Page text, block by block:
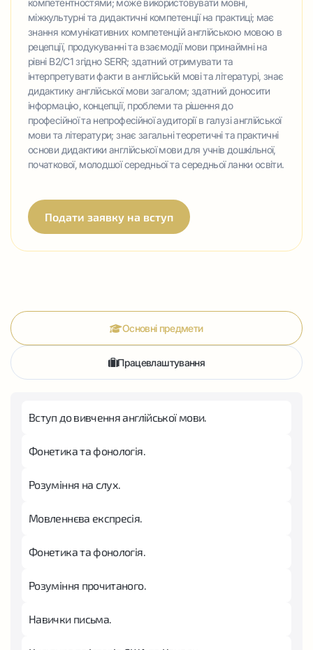
компетентностями; може використовувати мовні,
міжкультурні та дидактичні компетенції на практиці; має
знання комунікативних компетенцій англійською мовою в
рецепції, продукуванні та взаємодії мови принаймні на
рівні B2/C1 згідно SERR; здатний отримувати та
інтерпретувати факти в англійській мові та літературі, знає
дидактику англійської мови загалом; здатний доносити
інформацію, концепції, проблеми та рішення до
професійної та непрофесійної аудиторії в галузі англійської
мови та літератури; знає загальні теоретичні та практичні
основи дидактики англійської мови для учнів дошкільної,
початкової, молодшої середньої та середньої ланки освіти.
Подати заявку на вступ
Основні предмети
Працевлаштування
Вступ до вивчення англійської мови.
Фонетика та фонологія.
Розуміння на слух.
Мовленнєва експресія.
Фонетика та фонологія.
Розуміння прочитаного.
Навички письма.